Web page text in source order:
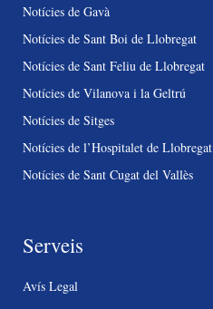
Notícies de Gavà
Notícies de Sant Boi de Llobregat
Notícies de Sant Feliu de Llobregat
Notícies de Vilanova i la Geltrú
Notícies de Sitges
Notícies de l’Hospitalet de Llobregat
Notícies de Sant Cugat del Vallès
Serveis
Avís Legal